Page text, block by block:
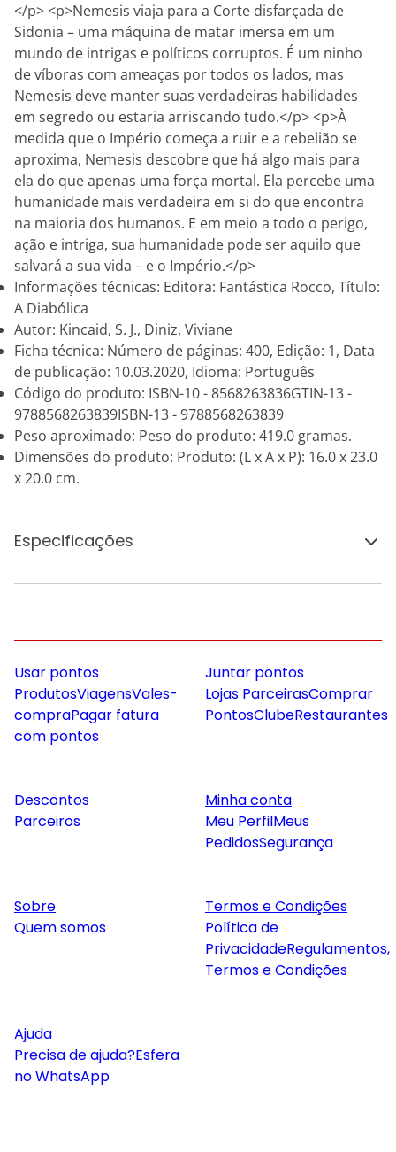
</p> <p>Nemesis viaja para a Corte disfarçada de
Sidonia – uma máquina de matar imersa em um
mundo de intrigas e políticos corruptos. É um ninho
de víboras com ameaças por todos os lados, mas
Nemesis deve manter suas verdadeiras habilidades
em segredo ou estaria arriscando tudo.</p> <p>À
medida que o Império começa a ruir e a rebelião se
aproxima, Nemesis descobre que há algo mais para
ela do que apenas uma força mortal. Ela percebe uma
humanidade mais verdadeira em si do que encontra
na maioria dos humanos. E em meio a todo o perigo,
ação e intriga, sua humanidade pode ser aquilo que
salvará a sua vida – e o Império.</p>
Informações técnicas: Editora: Fantástica Rocco, Título:
A Diabólica
Autor: Kincaid, S. J., Diniz, Viviane
Ficha técnica: Número de páginas: 400, Edição: 1, Data
de publicação: 10.03.2020, Idioma: Português
Código do produto: ISBN-10 - 8568263836GTIN-13 -
9788568263839ISBN-13 - 9788568263839
Peso aproximado: Peso do produto: 419.0 gramas.
Dimensões do produto: Produto: (L x A x P): 16.0 x 23.0
x 20.0 cm.
Especificações
Usar pontos
ProdutosViagensVales-
compraPagar fatura
com pontos
Juntar pontos
Lojas ParceirasComprar
PontosClubeRestaurantes
Descontos
Parceiros
Minha conta
Meu PerfilMeus
PedidosSegurança
Sobre
Quem somos
Termos e Condições
Política de
PrivacidadeRegulamentos,
Termos e Condições
Ajuda
Precisa de ajuda?Esfera
no WhatsApp